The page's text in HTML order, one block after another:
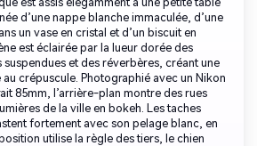
d’une nappe blanche immaculée, d’une
un vase en cristal et d’un biscuit en
est éclairée par la lueur dorée des
suspendues et des réverbères, créant une
crépuscule. Photographié avec un Nikon
85mm, l’arrière-plan montre des rues
de la ville en bokeh. Les taches
fortement avec son pelage blanc, en
utilise la règle des tiers, le chien